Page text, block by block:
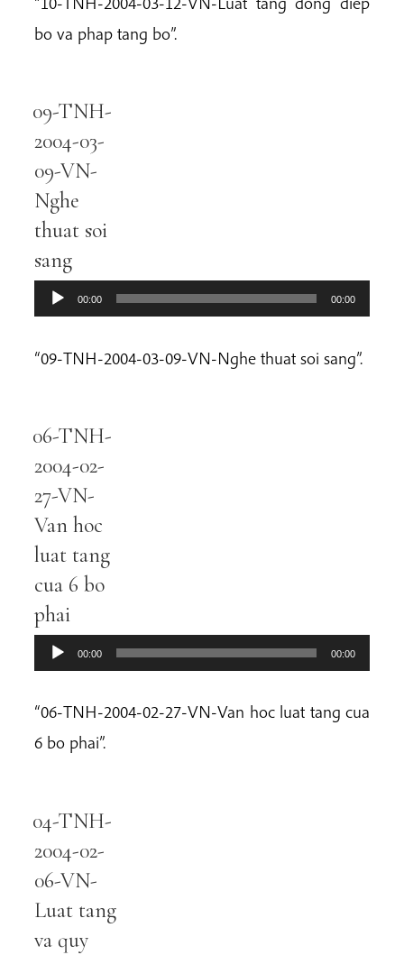
bo va phap tang bo”.
09-TNH-
2004-03-
09-VN-
Nghe
thuat soi
sang
00:00 00:00
“09-TNH-2004-03-09-VN-Nghe thuat soi sang”.
06-TNH-
2004-02-
27-VN-
Van hoc
luat tang
cua 6 bo
phai
00:00 00:00
“06-TNH-2004-02-27-VN-Van hoc luat tang cua
6 bo phai”.
04-TNH-
2004-02-
06-VN-
Luat tang
va quy